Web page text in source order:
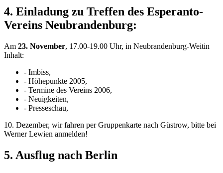
4. Einladung zu Treffen des Esperanto-
Vereins Neubrandenburg:
Am 23. November, 17.00-19.00 Uhr, in Neubrandenburg-Weitin
Inhalt:
- Imbiss,
- Höhepunkte 2005,
- Termine des Vereins 2006,
- Neuigkeiten,
- Presseschau,
10. Dezember, wir fahren per Gruppenkarte nach Güstrow, bitte bei
Werner Lewien anmelden!
5. Ausflug nach Berlin